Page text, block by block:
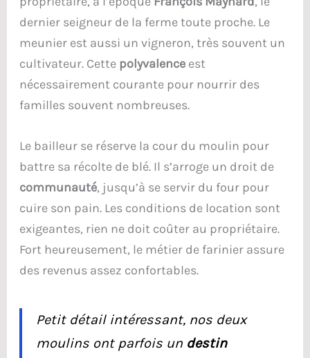
dernier seigneur de la ferme toute proche. Le
meunier est aussi un vigneron, très souvent un
cultivateur. Cette polyvalenceest
nécessairement courante pour nourrir des
familles souvent nombreuses.
Le bailleur se réserve la cour du moulin pour
battre sa récolte de blé. Il s’arroge un droit de
communauté, jusqu’à se servir du four pour
cuire son pain. Les conditions de location sont
exigeantes, rien ne doit coûter au propriétaire.
Fort heureusement, le métier de farinier assure
des revenus assez confortables.
Petit détail intéressant, nos deux
moulins ont parfois un destin